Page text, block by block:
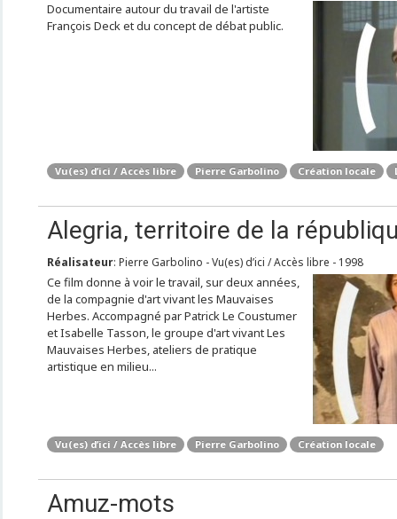
Documentaire autour du travail de l'artiste
François Deck et du concept de débat public.
Vu(es) d’ici / Accès libre Pierre Garbolino Création locale
Alegria, territoire de la
Réalisateur: Pierre Garbolino - Vu(es) d’ici / Accès libre - 1998
Ce film donne à voir le travail, sur deux années,
de la compagnie d'art vivant les Mauvaises
Herbes. Accompagné par Patrick Le Coustumer
et Isabelle Tasson, le groupe d'art vivant Les
Mauvaises Herbes, ateliers de pratique
artistique en milieu...
Vu(es) d’ici / Accès libre Pierre Garbolino Création locale
Amuz-mots